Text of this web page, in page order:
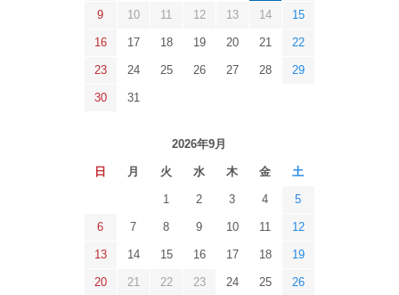
9 10 11 12 13 14 15
16 17 18 19 20 21 22
23 24 25 26 27 28 29
30 31
2026年9月
日 月 火 水 木 金 土
1 2 3 4 5
6 7 8 9 10 11 12
13 14 15 16 17 18 19
20 21 22 23 24 25 26